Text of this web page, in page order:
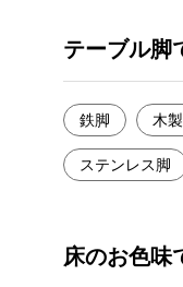
テーブル脚
鉄脚 木
ステンレス脚
床のお色味